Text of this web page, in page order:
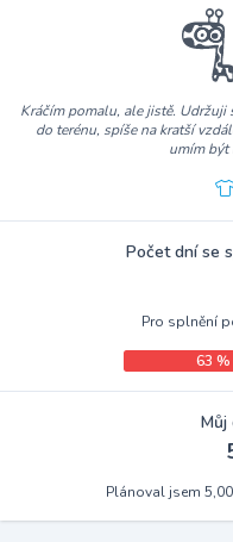
Kráčím pomalu, ale jistě.
do terénu, spíše na kratší
umím být
Počet dní se
Pro splnění
63 %
Můj
Plánoval jsem